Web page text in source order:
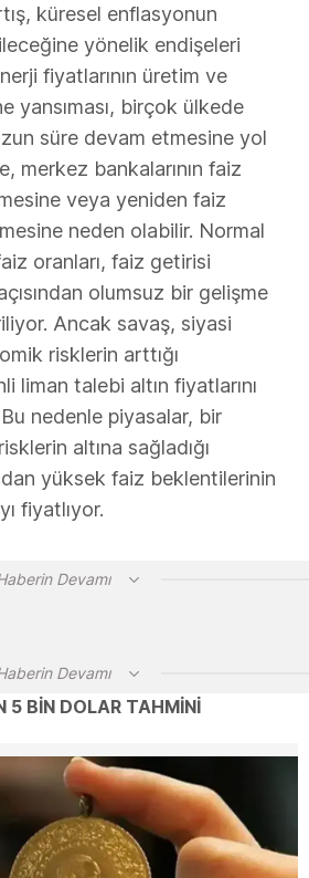
küresel enflasyonun
yönelik endişeleri
fiyatlarının üretim ve
yansıması, birçok ülkede
süre devam etmesine yol
merkez bankalarının faiz
veya yeniden faiz
neden olabilir. Normal
oranları, faiz getirisi
olumsuz bir gelişme
Ancak savaş, siyasi
risklerin arttığı
liman talebi altın fiyatlarını
nedenle piyasalar, bir
altına sağladığı
yüksek faiz beklentilerinin
fiyatlıyor.
Devamı
Devamı
5 BİN DOLAR TAHMİNİ